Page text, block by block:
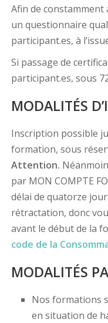
Afin de
un questionnaire
participant.es, à
Si passage de
participant.es, sous
MODALITÉS
Inscription possible
formation, sous
Attention.
par MON COMPTE
délai de quatorze
rétractation, donc
avant le début de la
code de la
MODALITÉS
Nos formations
en situation de